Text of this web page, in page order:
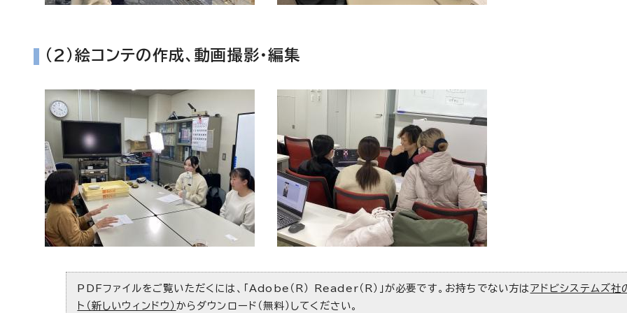
(2)絵コンテの作成、動画撮影・編集
PDFファイルをご覧いただくには、「Adobe（R） Reader（R）」が必要です。お持ちでない方は アドビシステムズ社
ト（新しいウィンドウ） からダウンロード（無料）してください。